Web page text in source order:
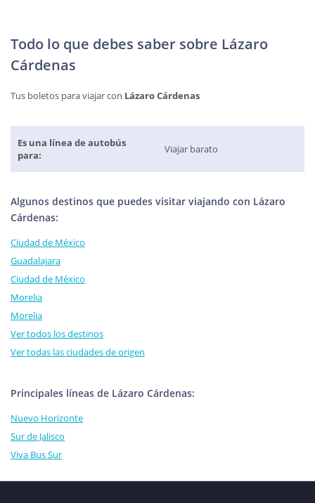
Todo lo que debes saber sobre Lázaro
Cárdenas
Tus boletos para viajar con Lázaro Cárdenas
Es una línea de autobús
para:
Viajar barato
Algunos destinos que puedes visitar viajando con Lázaro
Cárdenas:
Ciudad de México
Guadalajara
Ciudad de México
Morelia
Morelia
Ver todos los destinos
Ver todas las ciudades de origen
Principales líneas de Lázaro Cárdenas:
Nuevo Horizonte
Sur de Jalisco
Viva Bus Sur